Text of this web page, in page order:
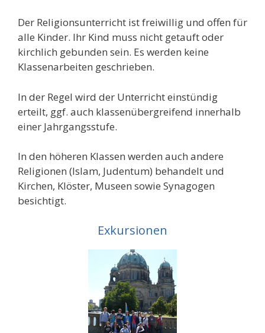
Der Religionsunterricht ist freiwillig und offen für
alle Kinder. Ihr Kind muss nicht getauft oder
kirchlich gebunden sein. Es werden keine
Klassenarbeiten geschrieben.
In der Regel wird der Unterricht einstündig
erteilt, ggf. auch klassenüber­greifend innerhalb
einer Jahrgangsstufe.
In den höheren Klassen werden auch andere
Religionen (Islam, Judentum) behandelt und
Kirchen, Klöster, Museen sowie Synagogen
besichtigt.
Exkursionen